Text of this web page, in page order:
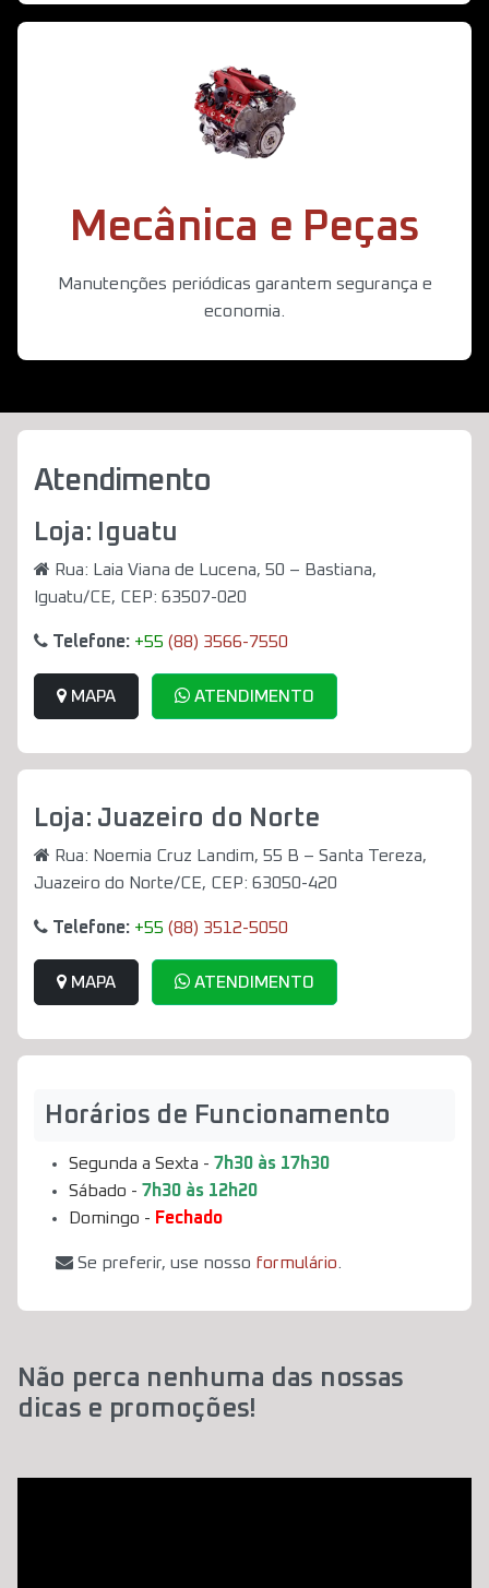
Mecânica e Peças
Manutenções periódicas garantem segurança e
economia.
Atendimento
Loja: Iguatu
Rua: Laia Viana de Lucena, 50 – Bastiana,
Iguatu/CE, CEP: 63507-020
Telefone: +55 (88) 3566-7550
MAPA ATENDIMENTO
Loja: Juazeiro do Norte
Rua: Noemia Cruz Landim, 55 B – Santa Tereza,
Juazeiro do Norte/CE, CEP: 63050-420
Telefone: +55 (88) 3512-5050
MAPA ATENDIMENTO
Horários de Funcionamento
Segunda a Sexta - 7h30 às 17h30
Sábado - 7h30 às 12h20
Domingo - Fechado
Se preferir, use nosso formulário
Não perca nenhuma das nossas
dicas e promoções!